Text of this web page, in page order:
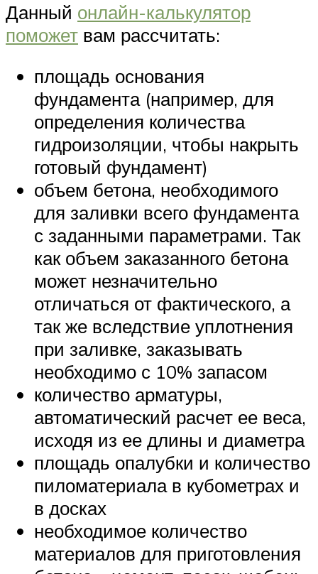
Данный онлайн-калькулятор
поможет вам рассчитать:
площадь основания
фундамента (например, для
определения количества
гидроизоляции, чтобы накрыть
готовый фундамент)
объем бетона, необходимого
для заливки всего фундамента
с заданными параметрами. Так
как объем заказанного бетона
может незначительно
отличаться от фактического, а
так же вследствие уплотнения
при заливке, заказывать
необходимо с 10% запасом
количество арматуры,
автоматический расчет ее веса,
исходя из ее длины и диаметра
площадь опалубки и количество
пиломатериала в кубометрах и
в досках
необходимое количество
материалов для приготовления